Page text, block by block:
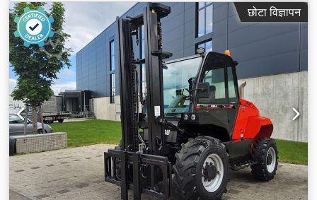
छोटा विज्ञापन